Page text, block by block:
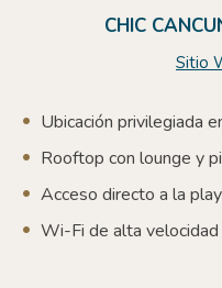
CHIC
Sitio
Ubicación privilegiada
Rooftop con lounge y
Acceso directo a la
Wi-Fi de alta velocidad